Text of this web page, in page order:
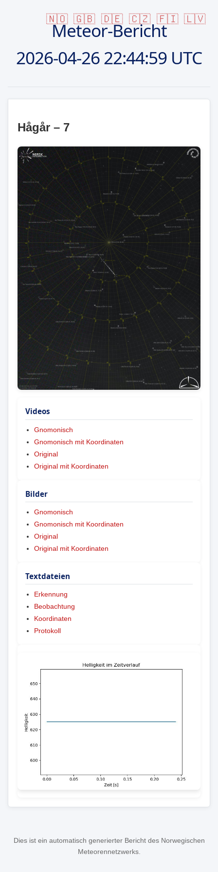
🇳🇴 🇬🇧 🇩🇪 🇨🇿 🇫🇮 🇱🇻
Meteor-Bericht
2026-04-2622:44:59 UTC
Hågår – 7
Videos
Gnomonisch
Gnomonisch mit Koordinaten
Original
Original mit Koordinaten
Bilder
Gnomonisch
Gnomonisch mit Koordinaten
Original
Original mit Koordinaten
Textdateien
Erkennung
Beobachtung
Koordinaten
Protokoll
Dies ist ein automatisch generierter Bericht des Norwegischen
Meteorennetzwerks.